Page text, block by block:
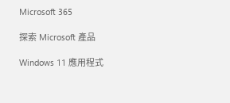
Microsoft 365
探索 Microsoft 產品
Windows 11 應用程式